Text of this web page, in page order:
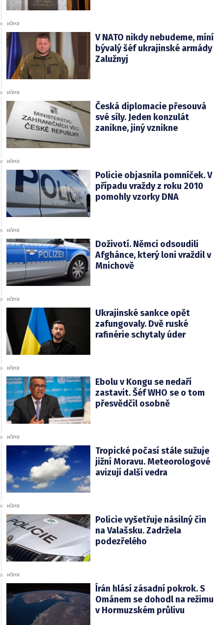
včera
V NATO nikdy nebudeme, míní
bývalý šéf ukrajinské armády
Zalužnyj
včera
Česká diplomacie přesouvá
své síly. Jeden konzulát
zanikne, jiný vznikne
včera
Policie objasnila pomníček. V
případu vraždy z roku 2010
pomohly vzorky DNA
včera
Doživotí. Němci odsoudili
Afghánce, který loni vraždil v
Mnichově
včera
Ukrajinské sankce opět
zafungovaly. Dvě ruské
rafinérie schytaly úder
včera
Ebolu v Kongu se nedaří
zastavit. Šéf WHO se o tom
přesvědčil osobně
včera
Tropické počasí stále sužuje
jižní Moravu. Meteorologové
avizují další vedra
včera
Policie vyšetřuje násilný čin
na Valašsku. Zadržela
podezřelého
včera
Írán hlásí zásadní pokrok. S
Ománem se dohodl na režimu
v Hormuzském průlivu